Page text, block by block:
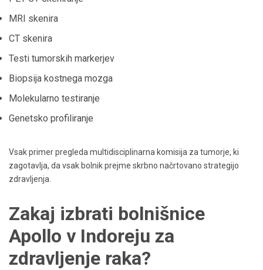
MRI skenira
CT skenira
Testi tumorskih markerjev
Biopsija kostnega mozga
Molekularno testiranje
Genetsko profiliranje
Vsak primer pregleda multidisciplinarna komisija za tumorje, ki
zagotavlja, da vsak bolnik prejme skrbno načrtovano strategijo
zdravljenja.
Zakaj izbrati bolnišnice
Apollo v Indoreju za
zdravljenje raka?